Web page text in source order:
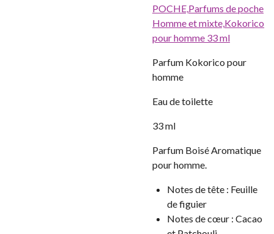
POCHE,Parfums de poche
Homme et mixte,Kokorico
pour homme 33 ml
Parfum Kokorico pour
homme
Eau de toilette
33 ml
Parfum Boisé Aromatique
pour homme.
Notes de tête : Feuille
de figuier
Notes de cœur : Cacao